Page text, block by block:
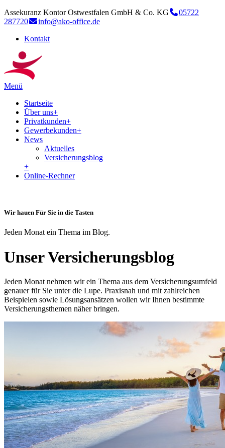
Assekuranz Kontor Ostwestfalen GmbH & Co. KG
05722
287720
info@ako-office.de
Kontakt
Menü
Startseite
Über uns+
Privatkunden+
Gewerbekunden+
News
Aktuelles
Versicherungsblog
+
Online-Rechner
Wir hauen Für Sie in die Tasten
Jeden Monat ein Thema im Blog.
Unser Versicherungsblog
Jeden Monat nehmen wir ein Thema aus dem Versicherungsumfeld
genauer für Sie unter die Lupe. Praxisnah und mit zahlreichen
Beispielen sowie Lösungsansätzen wollen wir Ihnen bestimmte
Versicherungsthemen näher bringen.